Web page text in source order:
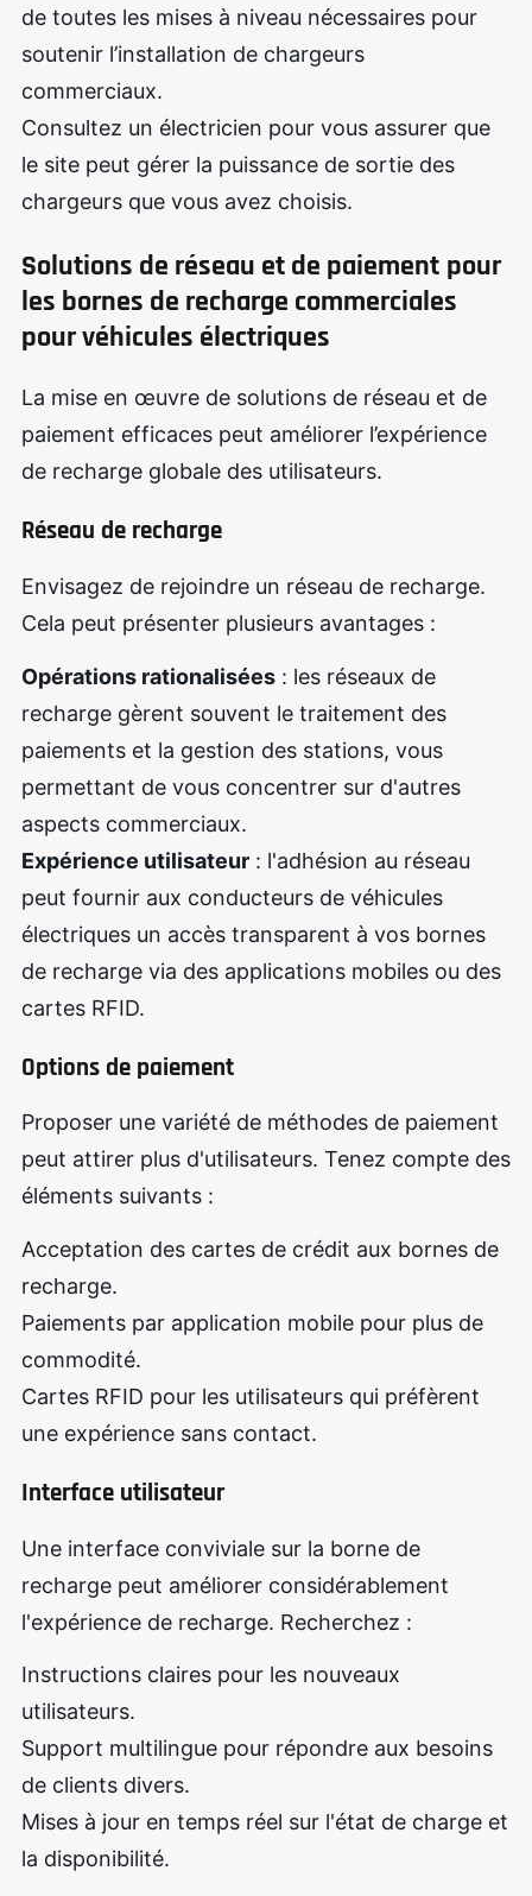
de toutes les mises à niveau nécessaires pour
soutenir l’installation de chargeurs
commerciaux.
Consultez un électricien pour vous assurer que
le site peut gérer la puissance de sortie des
chargeurs que vous avez choisis.
Solutions de réseau et de paiement pour
les bornes de recharge commerciales
pour véhicules électriques
La mise en œuvre de solutions de réseau et de
paiement efficaces peut améliorer l’expérience
de recharge globale des utilisateurs.
Réseau de recharge
Envisagez de rejoindre un réseau de recharge.
Cela peut présenter plusieurs avantages :
Opérations rationalisées : les réseaux de
recharge gèrent souvent le traitement des
paiements et la gestion des stations, vous
permettant de vous concentrer sur d'autres
aspects commerciaux.
Expérience utilisateur : l'adhésion au réseau
peut fournir aux conducteurs de véhicules
électriques un accès transparent à vos bornes
de recharge via des applications mobiles ou des
cartes RFID.
Options de paiement
Proposer une variété de méthodes de paiement
peut attirer plus d'utilisateurs. Tenez compte des
éléments suivants :
Acceptation des cartes de crédit aux bornes de
recharge.
Paiements par application mobile pour plus de
commodité.
Cartes RFID pour les utilisateurs qui préfèrent
une expérience sans contact.
Interface utilisateur
Une interface conviviale sur la borne de
recharge peut améliorer considérablement
l'expérience de recharge. Recherchez :
Instructions claires pour les nouveaux
utilisateurs.
Support multilingue pour répondre aux besoins
de clients divers.
Mises à jour en temps réel sur l'état de charge et
la disponibilité.